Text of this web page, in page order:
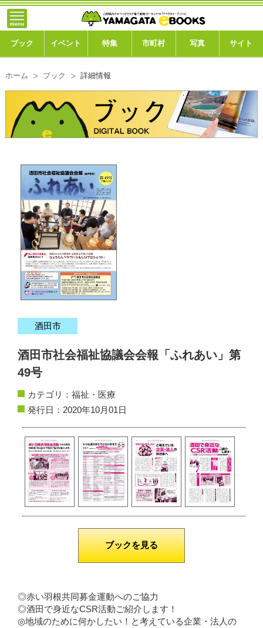
ブック イベント 特集 市町村 写真 サイト
ホーム ブック 詳細情報
酒田市
酒田市社会福祉協議会会報「ふれあい」第
49号
カテゴリ：福祉・医療
発行日：2020年10月01日
ブックを見る
◎赤い羽根共同募金運動へのご協力
◎酒田で身近なCSR活動ご紹介します！
◎地域のために何かしたい！と考えている企業・法人の
トップ
ブック
市町村
このサイトについて
運営会社
ご利用ガイド
よくある質問
サイトマップ
掲載規約
個人情報保護方針
リンク集
}; -->